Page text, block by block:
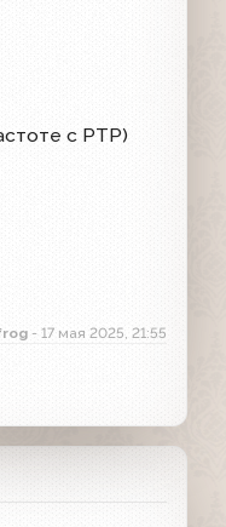
с РТР)
- 17 мая 2025, 21:55